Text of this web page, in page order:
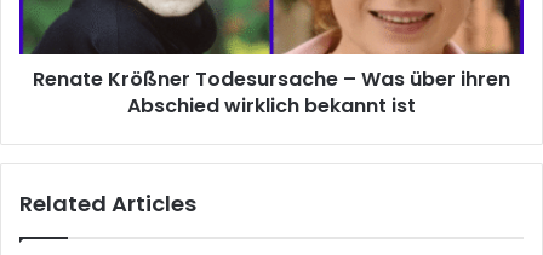
Renate Krößner Todesursache – Was über ihren
Abschied wirklich bekannt ist
Related Articles